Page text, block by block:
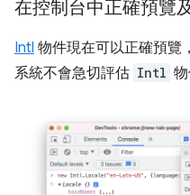
在控制台中正確預覽
Intl 物件現在可以正確預覽
系統不會急切評估 Intl 物